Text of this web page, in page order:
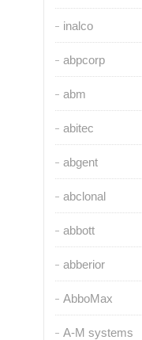
inalco
abpcorp
abm
abitec
abgent
abclonal
abbott
abberior
AbboMax
A-M systems